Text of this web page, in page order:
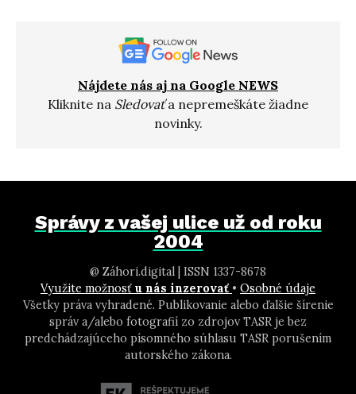
Nájdete nás aj na Google NEWS
Kliknite na Sledovaťa nepremeškáte žiadne
novinky.
Správy z vašej ulice už od roku
2004
@ Záhori.digital | ISSN 1337-8678
Využite možnosť u nás inzerovať • Osobné údaje
Všetky práva vyhradené. Publikovanie alebo ďalšie šírenie
správ a/alebo fotografií zo zdrojov TASR je bez
predchádzajúceho písomného súhlasu TASR porušením
autorského zákona.